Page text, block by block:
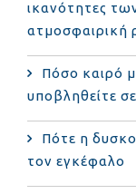
ικανότητες
ατμοσφαιρική
Πόσο καιρό
υποβληθείτε
Πότε η
τον εγκέφαλο